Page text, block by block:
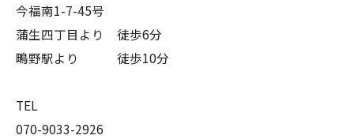
今福南1-7-45号
蒲生四丁目より 徒歩6分
鴫野駅より 徒歩10分
TEL
070-9033-2926